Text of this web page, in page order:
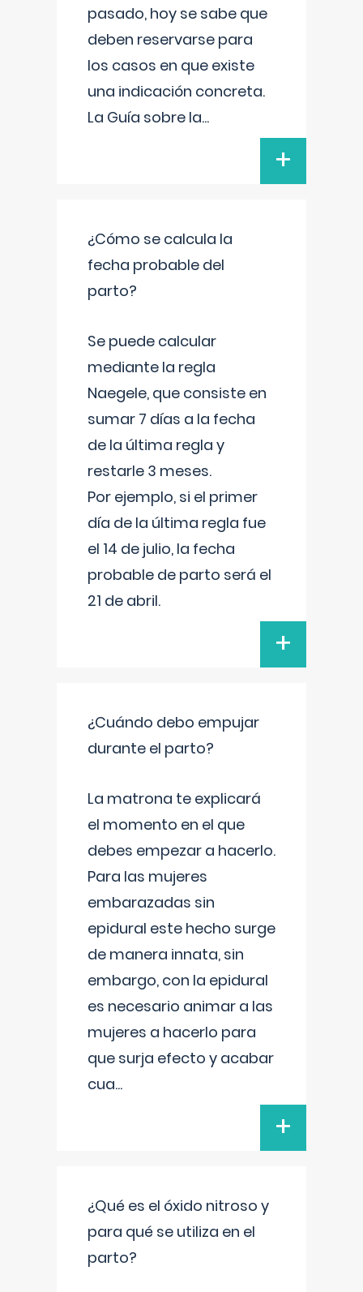
pasado, hoy se sabe que
deben reservarse para
los casos en que existe
una indicación concreta.
La Guía sobre la...
+
¿Cómo se calcula la
fecha probable del
parto?
Se puede calcular
mediante la regla
Naegele, que consiste en
sumar 7 días a la fecha
de la última regla y
restarle 3 meses.
Por ejemplo, si el primer
día de la última regla fue
el 14 de julio, la fecha
probable de parto será el
21 de abril.
+
¿Cuándo debo empujar
durante el parto?
La matrona te explicará
el momento en el que
debes empezar a hacerlo.
Para las mujeres
embarazadas sin
epidural este hecho surge
de manera innata, sin
embargo, con la epidural
es necesario animar a las
mujeres a hacerlo para
que surja efecto y acabar
cua...
+
¿Qué es el óxido nitroso y
para qué se utiliza en el
parto?